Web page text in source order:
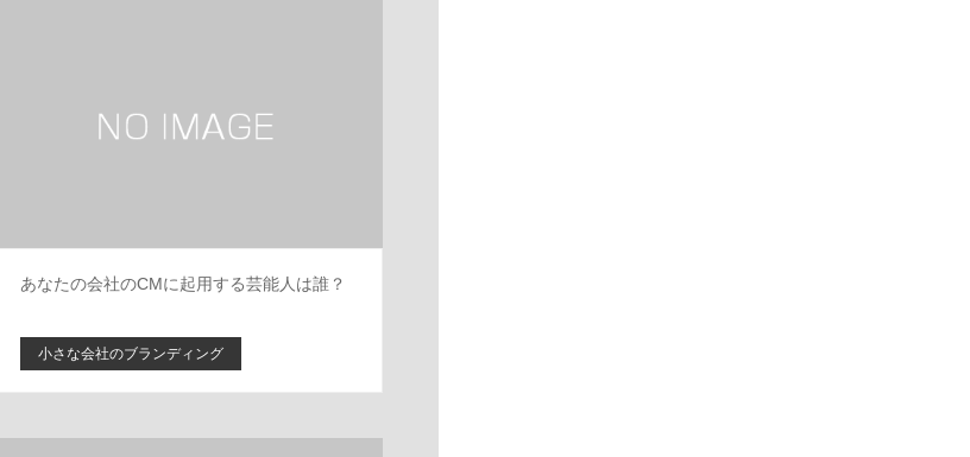
あなたの会社のCMに起用する芸能人は誰？
小さな会社のブランディング